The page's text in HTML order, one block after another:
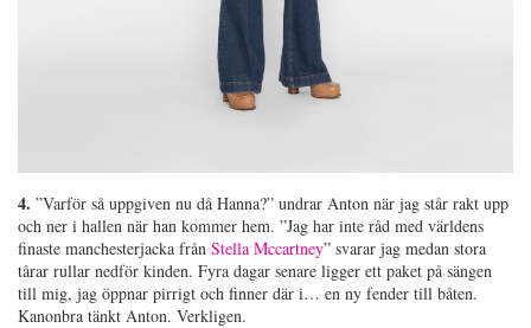
4. ”Varför så uppgiven nu då Hanna?” undrar Anton när jag står rakt upp
och ner i hallen när han kommer hem. ”Jag har inte råd med världens
finaste manchesterjacka från Stella Mccartney” svarar jag medan stora
tårar rullar nedför kinden. Fyra dagar senare ligger ett paket på sängen
till mig, jag öppnar pirrigt och finner där i… en ny fender till båten.
Kanonbra tänkt Anton. Verkligen.